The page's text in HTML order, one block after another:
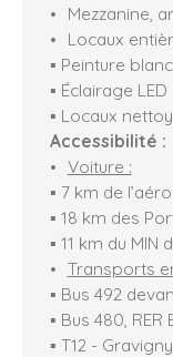
Mezzanine,
Locaux
▪ Peinture
▪ Éclairage LED
▪ Locaux
Accessibilité :
Voiture :
▪ 7 km de
▪ 18 km des
▪ 11 km du MIN
Transports
▪ Bus 492
▪ Bus 480,
▪ T12 -